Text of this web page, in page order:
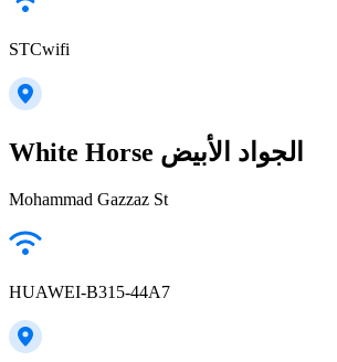
STCwifi
White Horse الجواد الأبيض
Mohammad Gazzaz St
HUAWEI-B315-44A7